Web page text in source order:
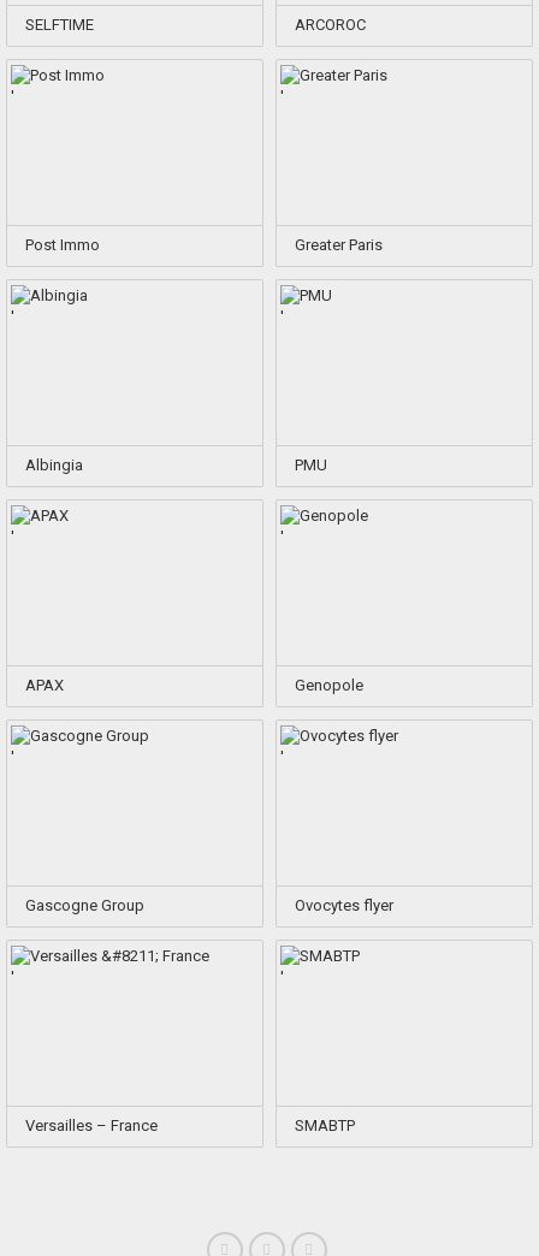
SELFTIME ARCOROC
'
Post Immo
'
Greater Paris
'
Albingia
'
PMU
'
APAX
'
Genopole
'
Gascogne Group
'
Ovocytes flyer
'
Versailles – France
'
SMABTP